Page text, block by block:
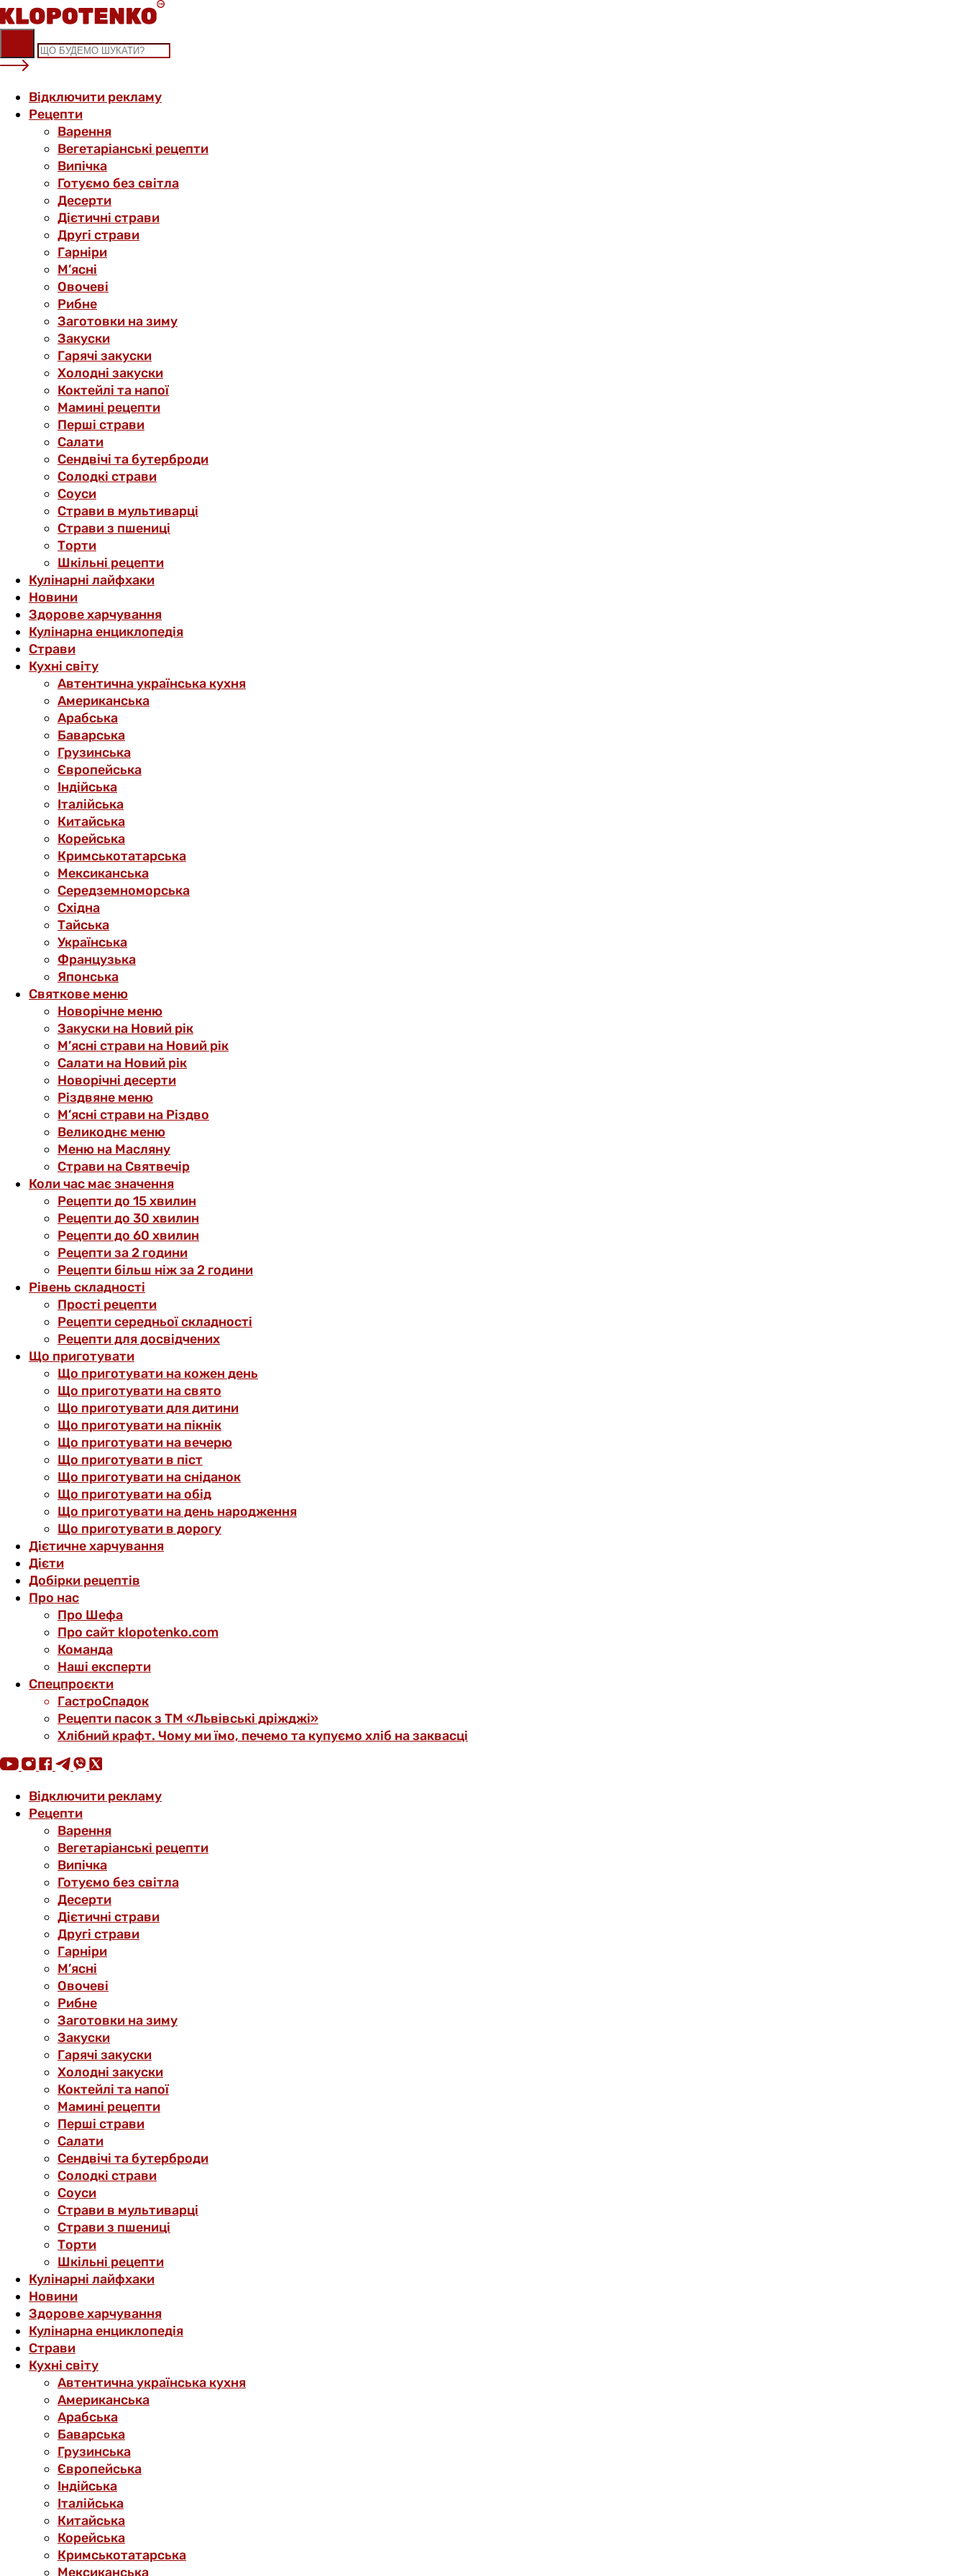
Skip
to
content
Відключити рекламу
Рецепти
Варення
Вегетаріанські рецепти
Випічка
Готуємо без світла
Десерти
Дієтичні страви
Другі страви
Гарніри
М’ясні
Овочеві
Рибне
Заготовки на зиму
Закуски
Гарячі закуски
Холодні закуски
Коктейлі та напої
Мамині рецепти
Перші страви
Салати
Сендвічі та бутерброди
Солодкі страви
Соуси
Страви в мультиварці
Страви з пшениці
Торти
Шкільні рецепти
Кулінарні лайфхаки
Новини
Здорове харчування
Кулінарна енциклопедія
Страви
Кухні світу
Автентична українська кухня
Американська
Арабська
Баварська
Грузинська
Європейська
Індійська
Італійська
Китайська
Корейська
Кримськотатарська
Мексиканська
Середземноморська
Східна
Тайська
Українська
Французька
Японська
Святкове меню
Новорічне меню
Закуски на Новий рік
М’ясні страви на Новий рік
Салати на Новий рік
Новорічні десерти
Різдвяне меню
М’ясні страви на Різдво
Великоднє меню
Меню на Масляну
Страви на Святвечір
Коли час має значення
Рецепти до 15 хвилин
Рецепти до 30 хвилин
Рецепти до 60 хвилин
Рецепти за 2 години
Рецепти більш ніж за 2 години
Рівень складності
Прості рецепти
Рецепти середньої складності
Рецепти для досвідчених
Що приготувати
Що приготувати на кожен день
Що приготувати на свято
Що приготувати для дитини
Що приготувати на пікнік
Що приготувати на вечерю
Що приготувати в піст
Що приготувати на сніданок
Що приготувати на обід
Що приготувати на день народження
Що приготувати в дорогу
Дієтичне харчування
Дієти
Добірки рецептів
Про нас
Про Шефа
Про сайт klopotenko.com
Команда
Наші експерти
Спецпроєкти
ГастроСпадок
Рецепти пасок з ТМ «Львівські дріжджі»
Хлібний крафт. Чому ми їмо, печемо та купуємо хліб на заквасці
Відключити рекламу
Рецепти
Варення
Вегетаріанські рецепти
Випічка
Готуємо без світла
Десерти
Дієтичні страви
Другі страви
Гарніри
М’ясні
Овочеві
Рибне
Заготовки на зиму
Закуски
Гарячі закуски
Холодні закуски
Коктейлі та напої
Мамині рецепти
Перші страви
Салати
Сендвічі та бутерброди
Солодкі страви
Соуси
Страви в мультиварці
Страви з пшениці
Торти
Шкільні рецепти
Кулінарні лайфхаки
Новини
Здорове харчування
Кулінарна енциклопедія
Страви
Кухні світу
Автентична українська кухня
Американська
Арабська
Баварська
Грузинська
Європейська
Індійська
Італійська
Китайська
Корейська
Кримськотатарська
Мексиканська